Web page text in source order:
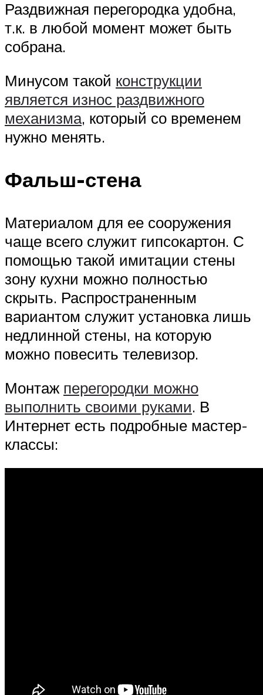
Раздвижная перегородка удобна,
т.к. в любой момент может быть
собрана.
Минусом такой конструкции
является износ раздвижного
механизма, который со временем
нужно менять.
Фальш-стена
Материалом для ее сооружения
чаще всего служит гипсокартон. С
помощью такой имитации стены
зону кухни можно полностью
скрыть. Распространенным
вариантом служит установка лишь
недлинной стены, на которую
можно повесить телевизор.
Монтаж перегородки можно
выполнить своими руками. В
Интернет есть подробные мастер-
классы: